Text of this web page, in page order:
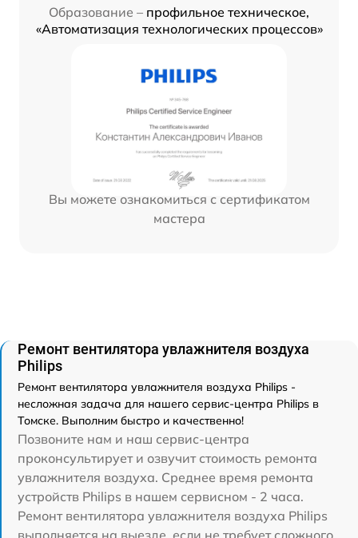
Образование – профильное техническое,
«Автоматизация технологических процессов»
Вы можете ознакомиться с сертификатом
мастера
Ремонт вентилятора увлажнителя воздуха
Philips
Ремонт вентилятора увлажнителя воздуха Philips -
несложная задача для нашего сервис-центра Philips в
Томске. Выполним быстро и качественно!
Позвоните нам и наш сервис-центра
проконсультирует и озвучит стоимость ремонта
увлажнителя воздуха. Среднее время ремонта
устройств Philips в нашем сервисном - 2 часа.
Ремонт вентилятора увлажнителя воздуха Philips